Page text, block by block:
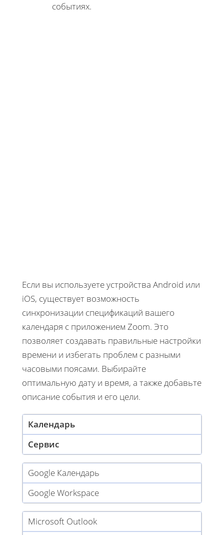
событиях.
Если вы используете устройства Android или
iOS, существует возможность
синхронизации спецификаций вашего
календаря с приложением Zoom. Это
позволяет создавать правильные настройки
времени и избегать проблем с разными
часовыми поясами. Выбирайте
оптимальную дату и время, а также добавьте
описание события и его цели.
Календарь
Сервис
Google Календарь
Google Workspace
Microsoft Outlook